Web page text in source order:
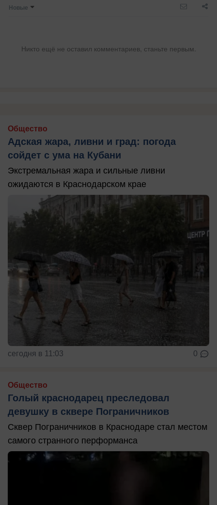
Новые
Никто ещё не оставил комментариев, станьте первым.
Общество
Адская жара, ливни и град: погода
сойдет с ума на Кубани
Экстремальная жара и сильные ливни
ожидаются в Краснодарском крае
сегодня в 11:03 0
Общество
Голый краснодарец преследовал
девушку в сквере Пограничников
Сквер Пограничников в Краснодаре стал местом
самого странного перформанса